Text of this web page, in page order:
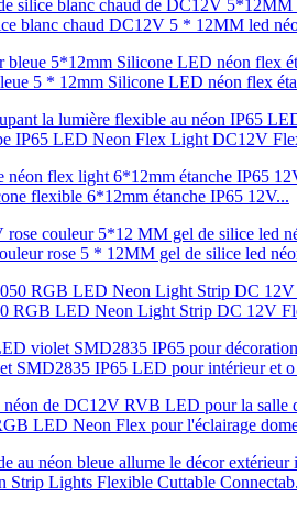
blanc chaud DC12V 5 * 12MM led
5 * 12mm Silicone LED néon flex
IP65 LED Neon Flex Light DC12V
flexible 6*12mm étanche IP65 12V...
rose 5 * 12MM gel de silice led
RGB LED Neon Light Strip DC 12V
SMD2835 IP65 LED pour intérieur et o
LED Neon Flex pour l'éclairage
Strip Lights Flexible Cuttable